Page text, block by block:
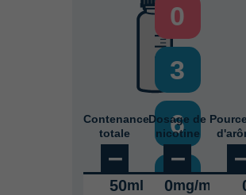
Contenance
totale
–
50ml
0
3
6
9
Dosage de
nicotine
–
0mg/ml